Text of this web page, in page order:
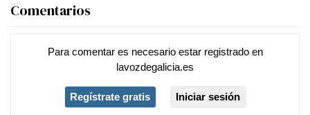
Comentarios
Para comentar es necesario estar registradoen
lavozdegalicia.es
Regístrate gratis Iniciar sesión